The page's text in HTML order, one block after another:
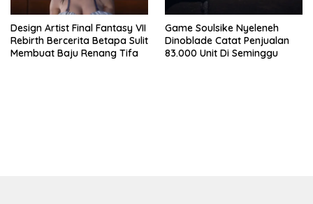
Design Artist Final Fantasy VII
Rebirth Bercerita Betapa Sulit
Membuat Baju Renang Tifa
Game Soulsike Nyeleneh
Dinoblade Catat Penjualan
83.000 Unit Di Seminggu